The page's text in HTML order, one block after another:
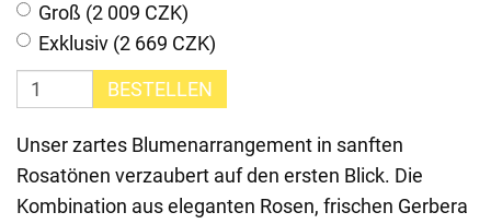
Groß (2 009 CZK)
Exklusiv (2 669 CZK)
BESTELLEN
Unser zartes Blumenarrangement in sanften
Rosatönen verzaubert auf den ersten Blick. Die
Kombination aus eleganten Rosen, frischen Gerbera